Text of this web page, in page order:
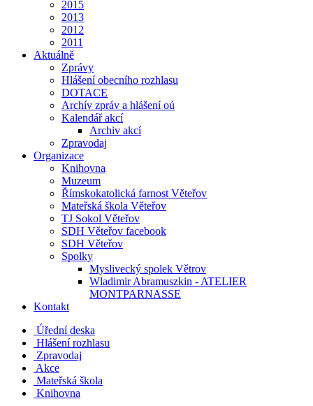
2015
2013
2012
2011
Aktuálně
Zprávy
Hlášení obecního rozhlasu
DOTACE
Archív zpráv a hlášení oú
Kalendář akcí
Archiv akcí
Zpravodaj
Organizace
Knihovna
Muzeum
Římskokatolická farnost Věteřov
Mateřská škola Věteřov
TJ Sokol Věteřov
SDH Věteřov facebook
SDH Věteřov
Spolky
Myslivecký spolek Větrov
Wladimir Abramuszkin - ATELIER
MONTPARNASSE
Kontakt
Úřední deska
Hlášení rozhlasu
Zpravodaj
Akce
Mateřská škola
Knihovna